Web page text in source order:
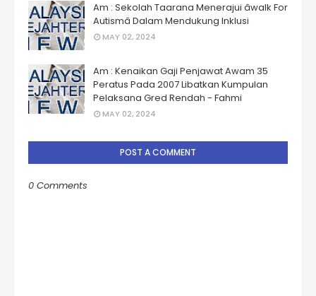
Am : Sekolah Taarana Menerajui âwalk For
Autismâ Dalam Mendukung Inklusi
MAY 02, 2024
Am : Kenaikan Gaji Penjawat Awam 35
Peratus Pada 2007 Libatkan Kumpulan
Pelaksana Gred Rendah - Fahmi
MAY 02, 2024
POST A COMMENT
0 Comments